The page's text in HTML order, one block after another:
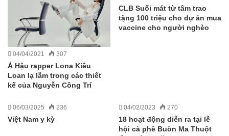
04/04/2021 307
Á Hậu rapper Lona Kiều
Loan lạ lẫm trong các thiết
kế của Nguyễn Công Trí
CLB Suối mát từ tâm trao
tặng 100 triệu cho dự án mua
vaccine cho người nghèo
06/03/2025 236
Việt Nam y kỳ
04/02/2023 270
18 hoạt động diễn ra tại lễ
hội cà phê Buôn Ma Thuột